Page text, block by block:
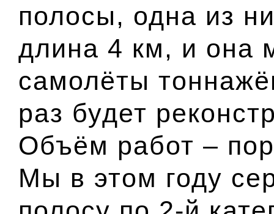
полосы, одна из
длина 4 км, и она
самолёты
раз будет
Объём работ –
Мы в этом году